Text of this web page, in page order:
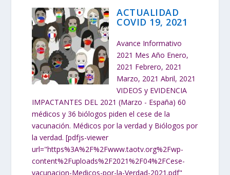
ACTUALIDAD
COVID 19, 2021
Avance Informativo
2021 Mes Año Enero,
2021 Febrero, 2021
Marzo, 2021 Abril, 2021
VIDEOS y EVIDENCIA
IMPACTANTES DEL 2021 (Marzo - España) 60
médicos y 36 biólogos piden el cese de la
vacunación. Médicos por la verdad y Biólogos por
la verdad. [pdfjs-viewer
url="https%3A%2F%2Fwww.taotv.org%2Fwp-
content%2Fuploads%2F2021%2F04%2FCese-
vacunacion-Medicos-por-la-Verdad-2021.pdf"